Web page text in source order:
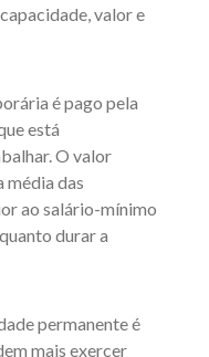
valor e
é pago pela
está
O valor
média das
ao salário-mínimo
durar a
permanente é
mais exercer